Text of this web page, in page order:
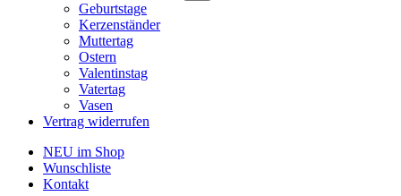
Geburtstage
Kerzenständer
Muttertag
Ostern
Valentinstag
Vatertag
Vasen
Vertrag widerrufen
NEU im Shop
Wunschliste
Kontakt